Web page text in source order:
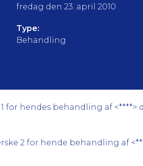
fredag den 23. april 2010
Type:
Behandling
hendes behandling af <****>
2 for hende behandling af